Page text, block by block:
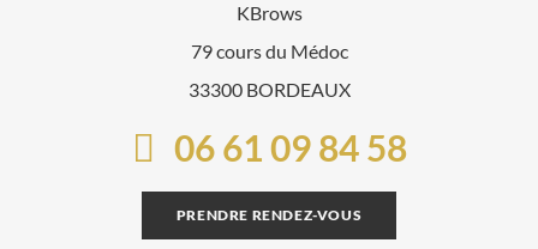
KBrows
79 cours du Médoc
33300 BORDEAUX
06 61 09 84 58
PRENDRE RENDEZ-VOUS